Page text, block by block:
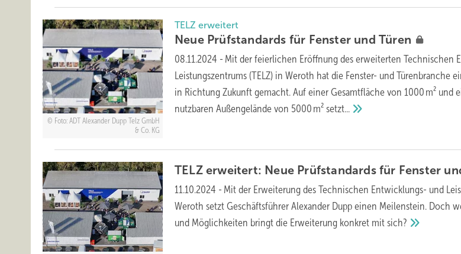
Foto: ADT Alexander Dupp Telz GmbH
& Co. KG
TELZ erweitert
Neue Prüfs tandards für Fenster undTüren
08.11.2024 - Mit der feierlichen Eröffnung des erweiterten Technischen
Leistungszentrums (TELZ) in Weroth hat die Fenster- und Türenbranche
in Richtung Zukunft gemacht. Auf einer Gesamtfläche von 1000 m² und
nutzbaren Außengelände von 5000 m²setzt...
TELZ erweitert: Neue Prüfstandards für Fenster
11.10.2024 - Mit der Erweiterung des Technischen Entwicklungs- und
Weroth setzt Geschäftsführer Alexander Dupp einen Meilenstein. Doch
und Möglichkeiten bringt die Erweiterung konkret mitsich?